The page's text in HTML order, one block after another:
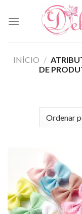
INÍCIO /
DE